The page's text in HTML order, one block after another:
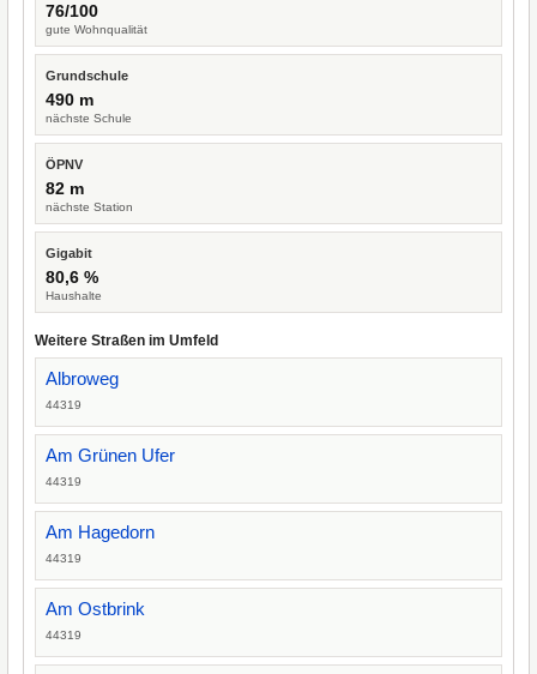
76/100
gute Wohnqualität
Grundschule
490 m
nächste Schule
ÖPNV
82 m
nächste Station
Gigabit
80,6 %
Haushalte
Weitere Straßen im Umfeld
Albroweg
44319
Am Grünen Ufer
44319
Am Hagedorn
44319
Am Ostbrink
44319